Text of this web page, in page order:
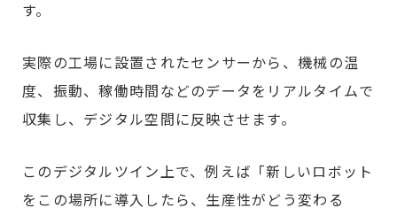
す。
実際の工場に設置されたセンサーから、機械の温
度、振動、稼働時間などのデータをリアルタイムで
収集し、デジタル空間に反映させます。
このデジタルツイン上で、例えば「新しいロボット
をこの場所に導入したら、生産性がどう変わる